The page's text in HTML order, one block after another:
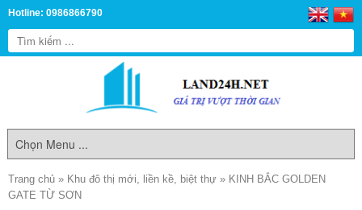
Hotline: 0986866790
Trang chủ » Khu đô thị mới, liền kề, biệt thự » KINH BẮC GOLDEN
GATE TỪ SƠN